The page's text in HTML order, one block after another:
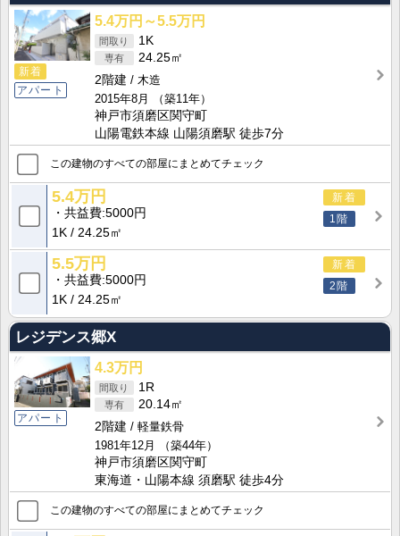
新着
アパート
5.4万円～5.5万円
1K
24.25㎡
2階建
木造
2015年8月
（築11年）
神戸市須磨区関守町
山陽電鉄本線 山陽須磨駅 徒歩7分
この建物のすべての部屋にまとめてチェック
新着
1階
5.4万円
共益費 5000円
1K
24.25㎡
新着
2階
5.5万円
共益費 5000円
1K
24.25㎡
レジデンス郷X
アパート
4.3万円
1R
20.14㎡
2階建
軽量鉄骨
1981年12月
（築44年）
神戸市須磨区関守町
東海道・山陽本線 須磨駅 徒歩4分
この建物のすべての部屋にまとめてチェック